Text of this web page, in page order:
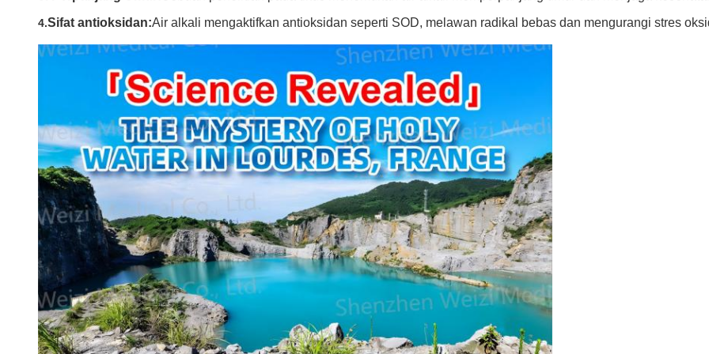
4.Sifat antioksidan:Air alkali mengaktifkan antioksidan seperti SOD, melawan radikal bebas dan mengurangi stres